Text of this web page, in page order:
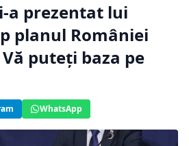
a prezentat lui
planul României
puteți baza pe
WhatsApp